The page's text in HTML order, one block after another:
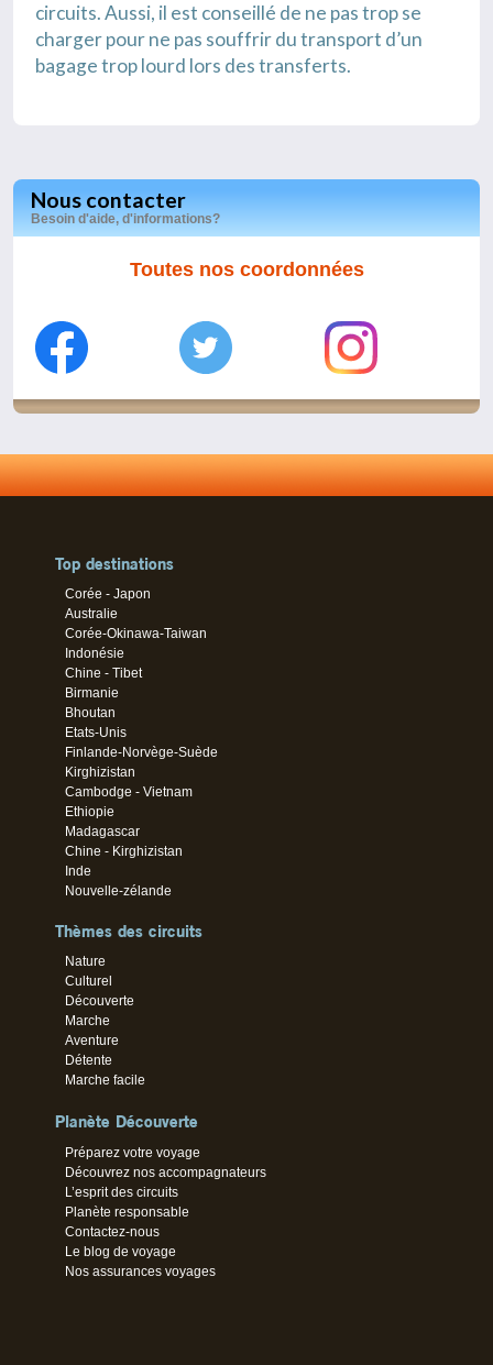
circuits. Aussi, il est conseillé de ne pas trop se
charger pour ne pas souffrir du transport d’un
bagage trop lourd lors des transferts.
Nous contacter
Besoin d'aide, d'informations?
Toutes nos coordonnées
Top destinations
Corée - Japon
Australie
Corée-Okinawa-Taiwan
Indonésie
Chine - Tibet
Birmanie
Bhoutan
Etats-Unis
Finlande-Norvège-Suède
Kirghizistan
Cambodge - Vietnam
Ethiopie
Madagascar
Chine - Kirghizistan
Inde
Nouvelle-zélande
Thèmes des circuits
Nature
Culturel
Découverte
Marche
Aventure
Détente
Marche facile
Planète Découverte
Préparez votre voyage
Découvrez nos accompagnateurs
L’esprit des circuits
Planète responsable
Contactez-nous
Le blog de voyage
Nos assurances voyages